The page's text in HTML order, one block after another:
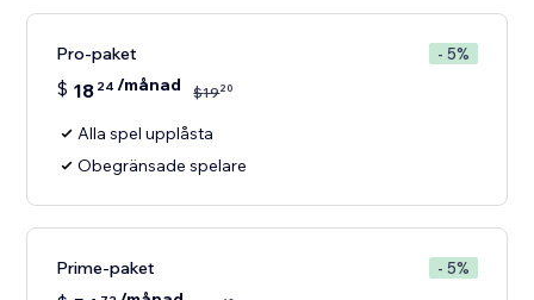
Pro-paket - 5%
$ 18 24 /månad $1920
Alla spel upplåsta
Obegränsade spelare
Prime-paket - 5%